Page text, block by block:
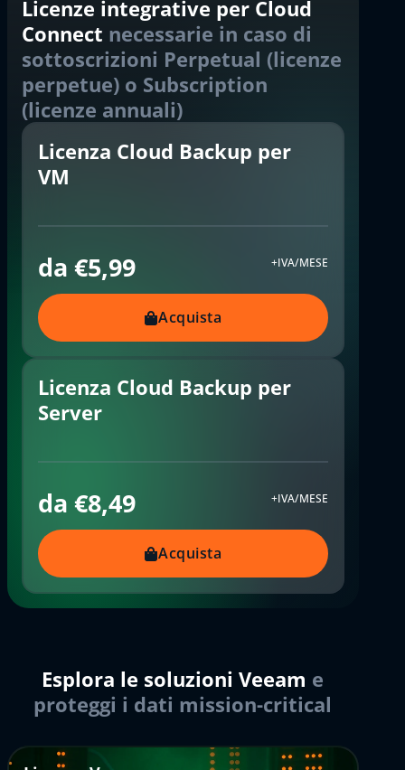
Licenze integrative per Cloud
Connect necessarie in caso di
sottoscrizioni Perpetual (licenze
perpetue) o Subscription
(licenze annuali)
Licenza Cloud Backup per
VM
da €5,99 +IVA/MESE
Acquista
Licenza Cloud Backup per
Server
da €8,49 +IVA/MESE
Acquista
Esplora le soluzioni Veeam e
proteggi i dati mission-critical